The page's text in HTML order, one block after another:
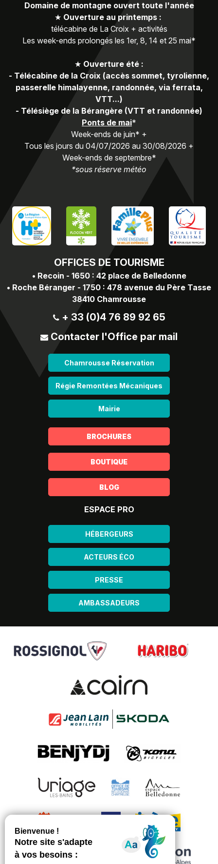
OFFICES DE TOURISME
• Recoin - 1650 : 42 place de Belledonne
• Roche Béranger - 1750 : 478 avenue du Père Tasse
38410 Chamrousse
+ 33 (0)4 76 89 92 65
Contacter l'Office par mail
Chamrousse Réservation
Régie Remontées Mécaniques
Mairie
Domaine de montagne ouvert toute l'année
★ Ouverture au printemps :
télécabine de La Croix + activités
Les week-ends prolongés les 1er, 8, 14 et 25 mai*
★ Ouverture été :
- Télécabine de la Croix (accès sommet, tyrolienne,
passerelle himalayenne, randonnée, via ferrata,
VTT...)
- Télésiège de la Bérangère (VTT et randonnée)
Ponts de mai*
Week-ends de juin* +
Tous les jours du 04/07/2026 au 30/08/2026 +
Week-ends de septembre*
*sous réserve météo
BROCHURES
BOUTIQUE
BLOG
ESPACE PRO
HÉBERGEURS
ACTEURS ÉCO
PRESSE
AMBASSADEURS